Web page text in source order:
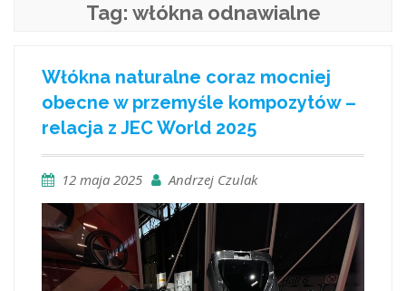
Tag: włókna odnawialne
Włókna naturalne coraz mocniej
obecne w przemyśle kompozytów –
relacja z JEC World 2025
12 maja 2025 Andrzej Czulak